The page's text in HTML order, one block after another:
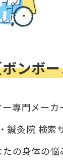
ンボー
専門メーカ
鍼灸院 検索
の身体の悩